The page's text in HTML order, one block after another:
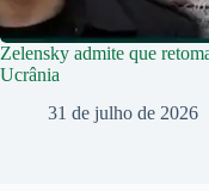
Zelensky admite que
Ucrânia
31 de julho de 2026